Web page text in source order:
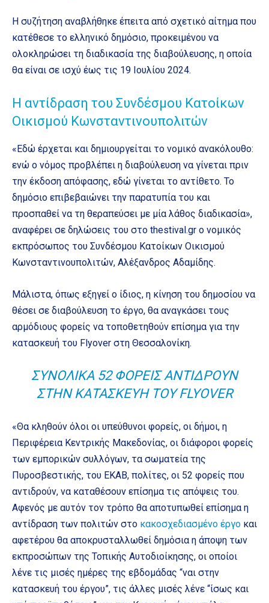
Η συζήτηση αναβλήθηκε έπειτα από σχετικό αίτημα που
κατέθεσε το ελληνικό δημόσιο, προκειμένου να
ολοκληρώσει τη διαδικασία της διαβούλευσης, η οποία
θα είναι σε ισχύ έως τις 19 Ιουλίου 2024.
Η αντίδραση του Συνδέσμου Κατοίκων
Οικισμού Κωνσταντινουπολιτών
«Εδώ έρχεται και δημιουργείται το νομικό ανακόλουθο:
ενώ ο νόμος προβλέπει η διαβούλευση να γίνεται πριν
την έκδοση απόφασης, εδώ γίνεται το αντίθετο. Το
δημόσιο επιβεβαιώνει την παρατυπία του και
προσπαθεί να τη θεραπεύσει με μία λάθος διαδικασία»,
αναφέρει σε δηλώσεις του στο thestival.gr ο νομικός
εκπρόσωπος του Συνδέσμου Κατοίκων Οικισμού
Κωνσταντινουπολιτών, Αλέξανδρος Αδαμίδης.
Μάλιστα, όπως εξηγεί ο ίδιος, η κίνηση του δημοσίου να
θέσει σε διαβούλευση το έργο, θα αναγκάσει τους
αρμόδιους φορείς να τοποθετηθούν επίσημα για την
κατασκευή του Flyover στη Θεσσαλονίκη.
ΣΥΝΟΛΙΚΆ 52 ΦΟΡΕΊΣ ΑΝΤΙΔΡΟΎΝ
ΣΤΗΝ ΚΑΤΑΣΚΕΥΉ ΤΟΥ FLYOVER
«Θα κληθούν όλοι οι υπεύθυνοι φορείς, οι δήμοι, η
Περιφέρεια Κεντρικής Μακεδονίας, οι διάφοροι φορείς
των εμπορικών συλλόγων, τα σωματεία της
Πυροσβεστικής, του ΕΚΑΒ, πολίτες, οι 52 φορείς που
αντιδρούν, να καταθέσουν επίσημα τις απόψεις του.
Αφενός με αυτόν τον τρόπο θα αποτυπωθεί επίσημα η
αντίδραση των πολιτών στο κακοσχεδιασμένο έργο και
αφετέρου θα αποκρυσταλλωθεί δημόσια η άποψη των
εκπροσώπων της Τοπικής Αυτοδιοίκησης, οι οποίοι
λένε τις μισές ημέρες της εβδομάδας “ναι στην
κατασκευή του έργου”, τις άλλες μισές λένε “ίσως και